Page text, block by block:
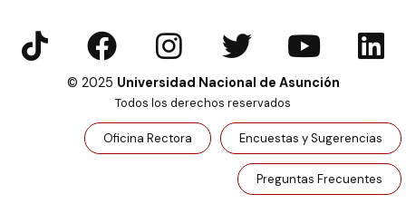
© 2025 Universidad Nacional de Asunción
Todos los derechos reservados
Oficina Rectora Encuestas y Sugerencias
Preguntas Frecuentes